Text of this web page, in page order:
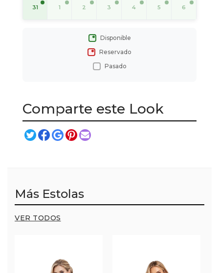
31 1 2 3 4 5 6
Disponible
Reservado
Pasado
Comparte este Look
Más Estolas
VER TODOS